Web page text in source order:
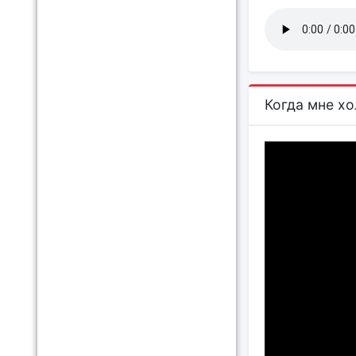
Когда мне